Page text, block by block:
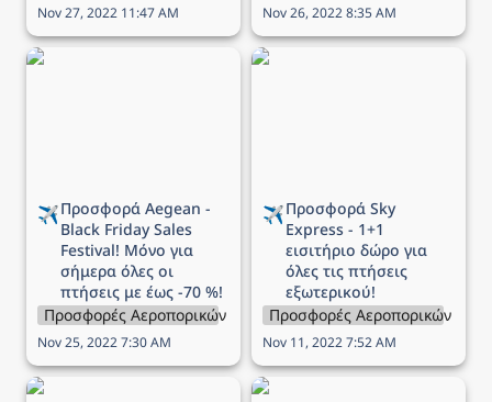
Nov 27, 2022 11:47 AM Nov 26, 2022 8:35 AM
Προσφορά Aegean -
✈️
Black Friday Sales
Festival! Μόνο για
σήμερα όλες οι
πτήσεις με έως -70 %!
Προσφορές Αεροπορικών Εταιρειών
Nov 25, 2022 7:30 AM
Προσφορά Sky Express -
✈️Προσφορά Sky
Express - 1+1
εισιτήριο δώρο για
όλες τις πτήσεις
εξωτερικού!
Προσφορές Αεροπορικών
Nov 11, 2022 7:52 AM
Προσφορά Aegean -
Προσφορά Sky Express -